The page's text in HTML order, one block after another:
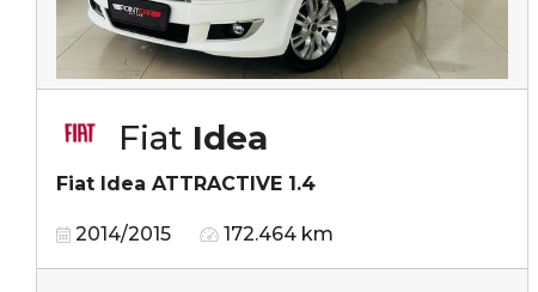
Fiat Idea
Fiat Idea ATTRACTIVE 1.4
2014/2015 172.464 km